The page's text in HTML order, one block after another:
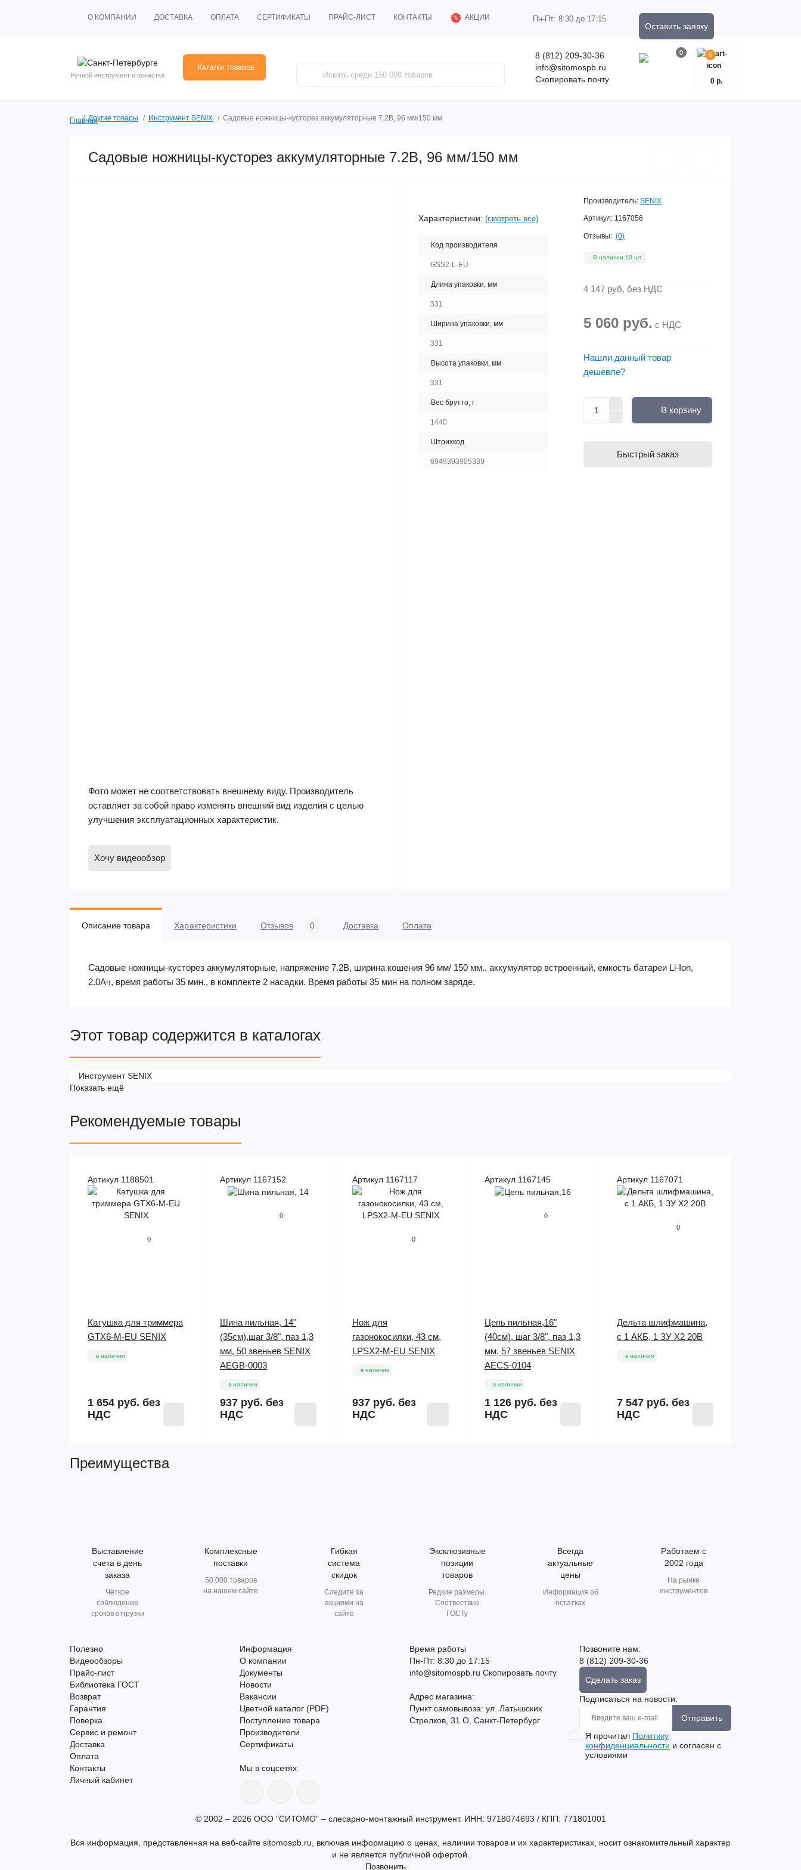
О КОМПАНИИ ДОСТАВКА ОПЛАТА СЕРТИФИКАТЫ ПРАЙС-ЛИСТ КОНТАКТЫ АКЦИИ Пн-Пт: 8:30 до 17:15
Оставить заявку
Ручной инструмент и оснастка
Каталог товаров
8 (812) 209-30-36
info@sitomospb.ru
Скопировать почту
0 0
0 р.
ГлавнаяДругие товары Инструмент SENIX Садовые ножницы-кусторез аккумуляторные 7.2В, 96 мм/150 мм
Садовые ножницы-кусторез аккумуляторные 7.2В, 96 мм/150 мм
Фото может не соответствовать внешнему виду. Производитель
оставляет за собой право изменять внешний вид изделия с целью
улучшения эксплуатационных характеристик.
Хочу видеообзор
Характеристики: (смотреть все)
Код производителя
GSS2-L-EU
Длина упаковки, мм
331
Ширина упаковки, мм
331
Высота упаковки, мм
331
Вес брутто, г
1440
Штрихкод
6949393905339
Производитель: SENIX
Артикул: 1167056
Отзывы: (0)
В наличии 10 шт.
4 147 руб. без НДС
5 060 руб. с НДС
Нашли данный товар
дешевле?
В корзину
Быстрый заказ
Описание товара Характеристики Отзывов 0 Доставка Оплата
Садовые ножницы-кусторез аккумуляторные, напряжение 7.2В, ширина кошения 96 мм/ 150 мм., аккумулятор встроенный, емкость батареи Li-Ion,
2.0Ач, время работы 35 мин., в комплекте 2 насадки. Время работы 35 мин на полном заряде.
Этот товар содержится в каталогах
Инструмент SENIX
Показать ещё
Рекомендуемые товары
Артикул 1188501
0
Катушка для триммера
GTX6-M-EU SENIX
в наличии
1 654 руб. без
НДС
Артикул 1167152
0
Шина пильная, 14"
(35см),шаг 3/8", паз 1,3
мм, 50 звеньев SENIX
AEGB-0003
в наличии
937 руб. без
НДС
Артикул 1167117
0
Нож для
газонокосилки, 43 см,
LPSX2-M-EU SENIX
в наличии
937 руб. без
НДС
Артикул 1167145
0
Цепь пильная,16"
(40см), шаг 3/8", паз 1,3
мм, 57 звеньев SENIX
AECS-0104
в наличии
1 126 руб. без
НДС
Артикул 1167071
0
Дельта шлифмашина,
с 1 АКБ, 1 ЗУ X2 20В
в наличии
7 547 руб. без
НДС
Преимущества
Выставление
счета в день
заказа
Чёткое
соблюдение
сроков отгрузки
Комплексные
поставки
50 000 товаров
на нашем сайте
Гибкая
система
скидок
Следите за
акциями на
сайте
Эксклюзивные
позиции
товаров
Редкие размеры.
Соотвествие
ГОСТу
Всегда
актуальные
цены
Информация об
остатках
Работаем с
2002 года
На рынке
инструментов
Полезно
Видеообзоры
Прайс-лист
Библиотека ГОСТ
Возврат
Гарантия
Поверка
Сервис и ремонт
Доставка
Оплата
Контакты
Личный кабинет
Информация
О компании
Документы
Новости
Вакансии
Цветной каталог (PDF)
Поступление товара
Производители
Сертификаты
Мы в соцсетях
Время работы
Пн-Пт: 8:30 до 17:15
info@sitomospb.ru Скопировать почту
Адрес магазина:
Пункт самовывоза: ул. Латышских
Стрелков, 31 О, Санкт-Петербург
Позвоните нам:
8 (812) 209-30-36
Сделать заказ
Подписаться на новости:
Отправить
Я прочитал Политику
конфиденциальности и согласен с
условиями
© 2002 – 2026 ООО "СИТОМО" – слесарно-монтажный инструмент. ИНН: 9718074693 / КПП: 771801001
Вся информация, представленная на веб-сайте sitomospb.ru, включая информацию о ценах, наличии товаров и их характеристиках, носит ознакомительный характер
и не является публичной офертой.
Позвонить